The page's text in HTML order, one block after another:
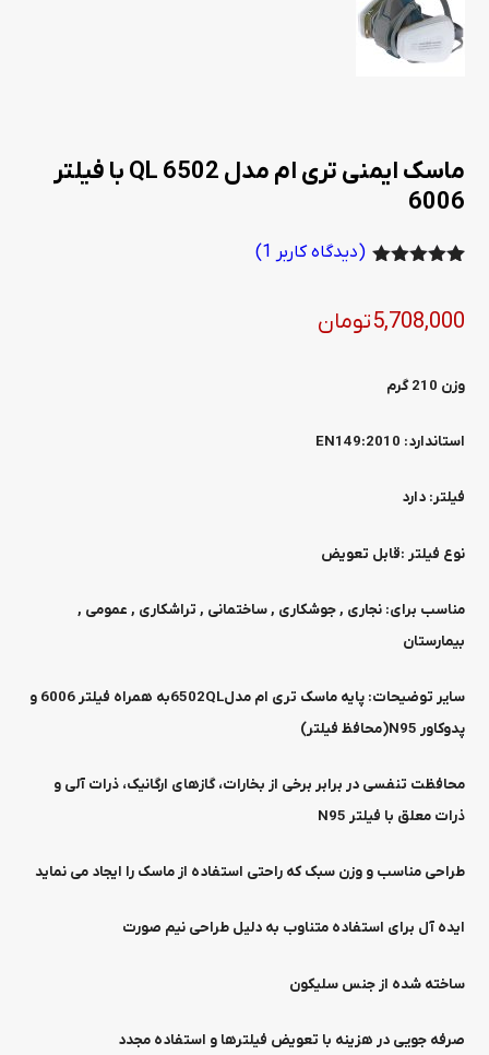
ماسک ایمنی تری ام مدل 6502 QL با فیلتر
6006
مشتری
(دیدگاه کاربر 1
)
5,708,000تومان
وزن 210 گرم
استاندارد: EN149:2010
فیلتر:دارد
نوع فیلتر :قابل تعویض
مناسب برای:نجاری , جوشکاری , ساختمانی , تراشکاری , عمومی ,
بیمارستان
سایر توضیحات:
پایه ماسک تری ام مدل6502QLبه همراه فیلتر 6006 و
پدوکاور N95(محافظ فیلتر)
محافظت تنفسی در برابر برخی از بخارات، گازهای ارگانیک، ذرات آلی و
ذرات معلق با فیلتر N95
طراحی مناسب و وزن سبک که راحتی استفاده از ماسک را ایجاد می نماید
ایده آل برای استفاده متناوب به دلیل طراحی نیم صورت
ساخته شده از جنس سلیکون
صرفه جویی در هزینه با تعویض فیلترها و استفاده مجدد